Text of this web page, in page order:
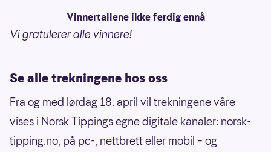
Vinnertallene ikke ferdig ennå
Vi gratulerer alle vinnere!
Se alle trekningene hos oss
Fra og med lørdag 18. april vil trekningene våre
vises i Norsk Tippings egne digitale kanaler: norsk-
tipping.no, på pc-, nettbrett eller mobil – og